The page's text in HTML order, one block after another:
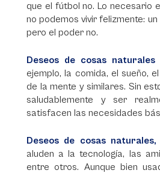
que el fútbol no. Lo necesario
no podemos vivir felizmente:
pero el poder no.
Deseos de cosas naturales
ejemplo, la comida, el sueño,
de la mente y similares. Sin
saludablemente y ser
satisfacen las necesidades
Deseos de cosas naturales,
aluden a la tecnología, las
entre otros. Aunque bien